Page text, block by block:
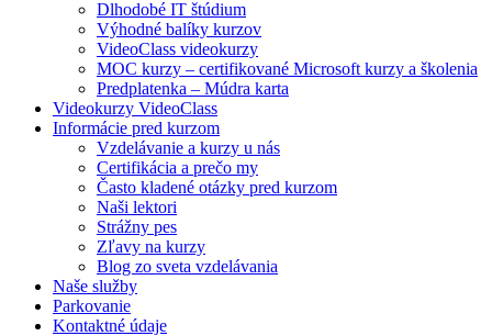
Dlhodobé IT štúdium
Výhodné balíky kurzov
VideoClass videokurzy
MOC kurzy – certifikované Microsoft kurzy a školenia
Predplatenka – Múdra karta
Videokurzy VideoClass
Informácie pred kurzom
Vzdelávanie a kurzy u nás
Certifikácia a prečo my
Často kladené otázky pred kurzom
Naši lektori
Strážny pes
Zľavy na kurzy
Blog zo sveta vzdelávania
Naše služby
Parkovanie
Kontaktné údaje